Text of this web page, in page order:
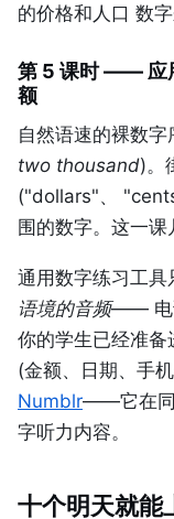
的价格和人口 数字
第 5 课时 —— 应
额
自然语速的裸数
two thousand)。
("dollars"、
围的数字。这一课
通用数字练习工
语境的音频—— 电
你的学生已经准
(金额、日期、手
Numblr——它在同
字听力内容。
十个明天就能